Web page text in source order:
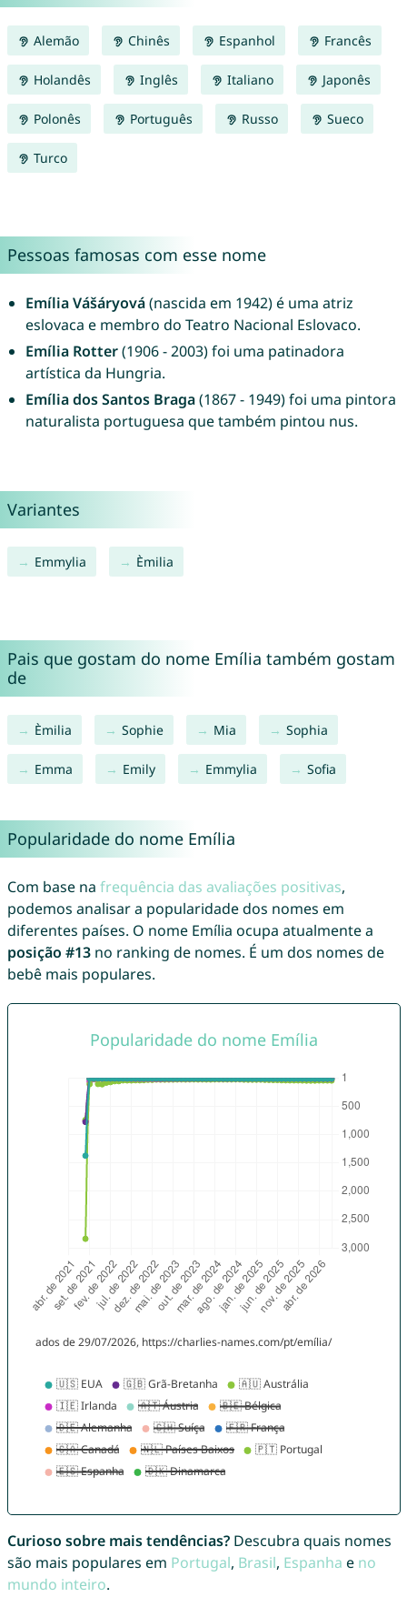
Alemão Chinês Espanhol Francês
Holandês Inglês Italiano Japonês
Polonês Português Russo Sueco
Turco
Pessoas famosas com esse nome
Emília Vášáryová(nascida em 1942) é uma atriz
eslovaca e membro do Teatro Nacional Eslovaco.
Emília Rotter(1906 - 2003) foi uma patinadora
artística da Hungria.
Emília dos Santos Braga(1867 - 1949) foi uma pintora
naturalista portuguesa que também pintou nus.
Variantes
Emmylia Èmilia
Pais que gostam do nome Emília também gostam
de
Èmilia Sophie Mia Sophia
Emma Emily Emmylia Sofia
Popularidade do nome Emília
Com base na frequência das avaliações positivas,
podemos analisar a popularidade dos nomes em
diferentes países. O nome Emília ocupa atualmente a
posição #13no ranking de nomes. É um dos nomes de
bebê mais populares.
Curioso sobre mais tendências?Descubra quais nomes
são mais populares em Portugal, Brasil, Espanha e no
mundo inteiro.